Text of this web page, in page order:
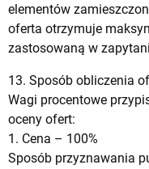
elementów
oferta otrzymuje
zastosowaną w
13. Sposób obliczenia
Wagi procentowe
oceny ofert:
1. Cena – 100%
Sposób przyznawania